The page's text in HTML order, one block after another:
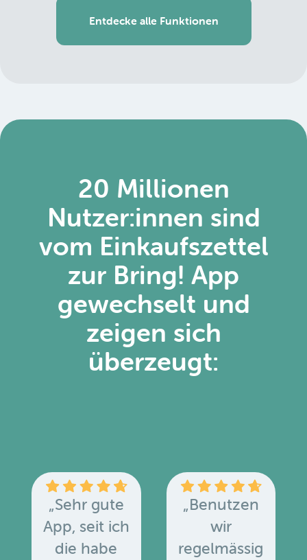
Entdecke alle Funktionen
20 Millionen
Nutzer:innen sind
vom Einkaufszettel
zur Bring! App
gewechselt und
zeigen sich
überzeugt:
„Sehr gute
App, seit ich
die habe
„Benutzen
wir
regelmässig